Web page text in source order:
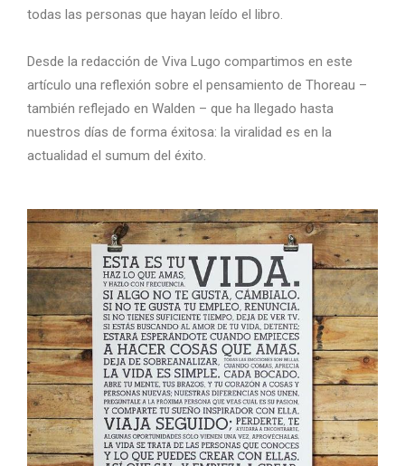
todas las personas que hayan leído el libro.
Desde la redacción de Viva Lugo compartimos en este
artículo una reflexión sobre el pensamiento de Thoreau –
también reflejado en Walden – que ha llegado hasta
nuestros días de forma éxitosa: la viralidad es en la
actualidad el sumum del éxito.